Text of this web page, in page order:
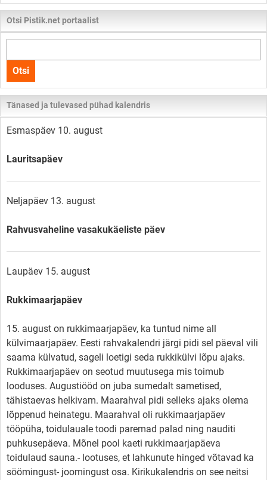
Otsi Pistik.net portaalist
kogu
lehelt
Otsi
Tänased ja tulevased pühad kalendris
Esmaspäev 10. august
Lauritsapäev
Neljapäev 13. august
Rahvusvaheline vasakukäeliste päev
Laupäev 15. august
Rukkimaarjapäev
15. august on rukkimaarjapäev, ka tuntud nime all
külvimaarjapäev. Eesti rahvakalendri järgi pidi sel päeval vili
saama külvatud, sageli loetigi seda rukkikülvi lõpu ajaks.
Rukkimaarjapäev on seotud muutusega mis toimub
looduses. Augustiööd on juba sumedalt sametised,
tähistaevas helkivam. Maarahval pidi selleks ajaks olema
lõppenud heinategu. Maarahval oli rukkimaarjapäev
tööpüha, toidulauale toodi paremad palad ning nauditi
puhkusepäeva. Mõnel pool kaeti rukkimaarjapäeva
toidulaud sauna.- lootuses, et lahkunute hinged võtavad ka
söömingust- joomingust osa. Kirikukalendris on see neitsi